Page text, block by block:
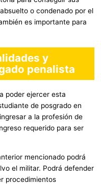
o condenado por el
es importante para
y
penalista
poder ejercer esta
de posgrado en
a la profesión de
requerido para ser
mencionado podrá
el militar. Podrá defender
procedimientos